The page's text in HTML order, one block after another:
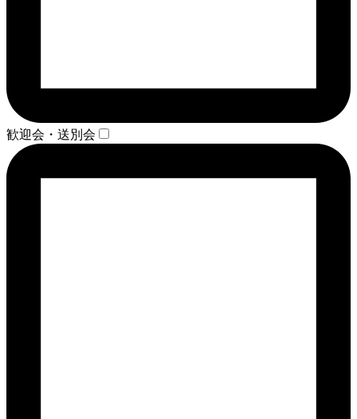
歓迎会・送別会